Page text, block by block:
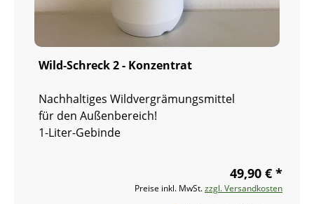
Wild-Schreck 2 - Konzentrat
Nachhaltiges Wildvergrämungsmittel
für den Außenbereich!
1-Liter-Gebinde
49,90 € *
Preise inkl. MwSt.zzgl. Versandkosten